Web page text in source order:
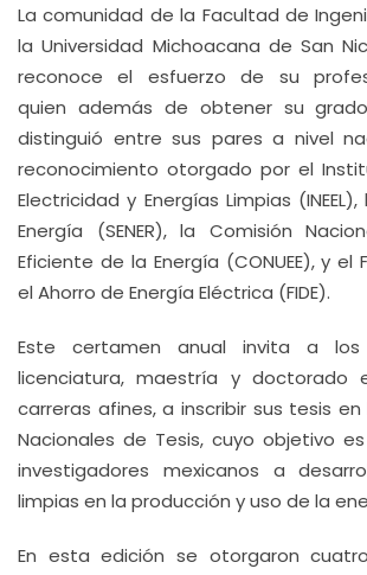
La comunidad de la Facultad de
la Universidad Michoacana de San
reconoce el esfuerzo de su
quien además de obtener su
distinguió entre sus pares a nivel
reconocimiento otorgado por el
Electricidad y Energías Limpias
Energía (SENER), la Comisión
Eficiente de la Energía (CONUEE), y el
el Ahorro de Energía Eléctrica (FIDE).
Este certamen anual invita a los
licenciatura, maestría y doctorado
carreras afines, a inscribir sus tesis
Nacionales de Tesis, cuyo objetivo
investigadores mexicanos a
limpias en la producción y uso de la
En esta edición se otorgaron